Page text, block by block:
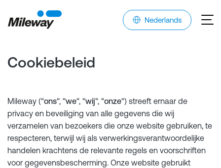
Nederlands
Cookiebeleid
Mileway (“ons“, “we“, “wij“, “onze“) streeft ernaar de
privacy en beveiliging van alle gegevens die wij
verzamelen van bezoekers die onze website gebruiken, te
respecteren, terwijl wij als verwerkingsverantwoordelijke
handelen krachtens de relevante regels en voorschriften
voor gegevensbescherming. Onze website gebruikt